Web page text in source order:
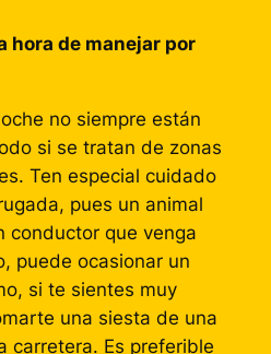
hora de manejar por
no siempre están
si se tratan de zonas
Ten especial cuidado
pues un animal
conductor que venga
puede ocasionar un
si te sientes muy
una siesta de una
carretera. Es preferible